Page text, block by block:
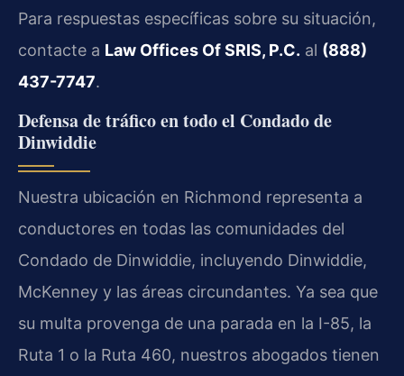
Para respuestas específicas sobre su situación,
contacte a Law Offices Of SRIS, P.C. al (888)
437-7747.
Defensa de tráfico en todo el Condado de
Dinwiddie
Nuestra ubicación en Richmond representa a
conductores en todas las comunidades del
Condado de Dinwiddie, incluyendo Dinwiddie,
McKenney y las áreas circundantes. Ya sea que
su multa provenga de una parada en la I-85, la
Ruta 1 o la Ruta 460, nuestros abogados tienen